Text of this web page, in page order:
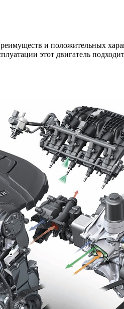
и положительных
этот двигатель